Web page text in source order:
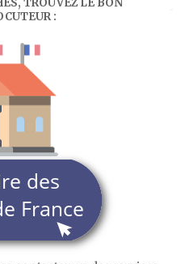
TROUVEZ LE BON
: